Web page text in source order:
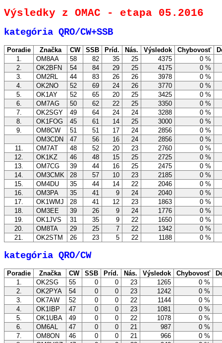
Výsledky z OMAC - etapa 05.2016
kategória QRO/CW+SSB
Poradie Značka CW SSB Príd. Nás. Výsledok Chybovosť
1.
OM8AA 58 82 35 25 4375
0 %
2.
OK2BFN 54 84 29 25 4175
0 %
3.
OM2RL 44 83 26 26 3978
0 %
4.
OK2NO 52 69 24 26 3770
0 %
5.
OK1AY 52 65 20 25 3425
0 %
6.
OM7AG 50 62 22 25 3350
0 %
7.
OK2SGY 49 64 24 24 3288
0 %
8.
OK1FOG 45 61 14 25 3000
0 %
9.
OM8CW 51 51 17 24 2856
0 %
OM3CDN
47 56 16 24 2856
0 %
11.
OM7AT 48 52 20 23 2760
0 %
12.
OK1KZ 46 48 15 25 2725
0 %
13.
OM7CG 39 44 16 25 2475
0 %
14.
OM3CMK 28 57 10 23 2185
0 %
15.
OM4DU 35 44 14 22 2046
0 %
16.
OM3PA 35 41 9 24 2040
0 %
17.
OK1WMJ 28 41 12 23 1863
0 %
18.
OM3EE 39 26 9 24 1776
0 %
19.
OK1JVS 31 35 9 22 1650
0 %
20.
OM8TA 29 25 7 22 1342
0 %
21.
OK2STM 26 23 5 22 1188 0 %
kategória QRO/CW
Poradie Značka CW SSB Príd. Nás. Výsledok Chybovosť
1.
OK2SG 55 0 0 23 1265
0 %
2.
OK2PYA 54 0 0 23 1242
0 %
3.
OK7AW 52 0 0 22 1144
0 %
4.
OK1IBP 47 0 0 23 1081
0 %
5.
OK1UBA 49 0 0 22 1078
0 %
6.
OM6AL 47 0 0 21 987
0 %
7.
OM8ON 46 0 0 21 966
0 %